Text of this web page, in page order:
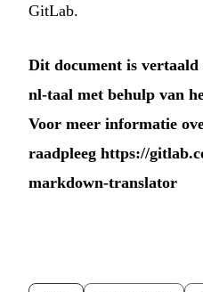
GitLab.
Dit document is
nl-taal met behulp van
Voor meer informatie
raadpleeg https://
markdown-translator